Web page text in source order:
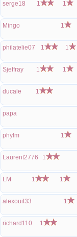
serge18 1 1
Mingo 1
philatelie07 1 1
Sjeffray 1 1
ducale 1
papa
phylm 1
Laurent2776 1
LM 1 1
alexouil33 1
richard110 1